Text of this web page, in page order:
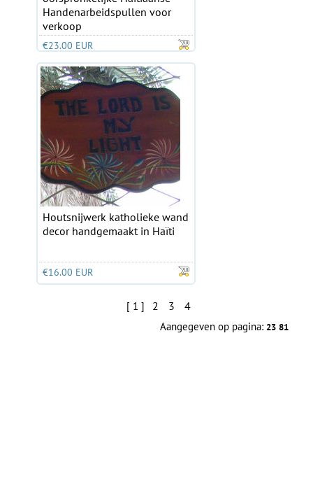
Handenarbeidspullen voor
verkoop
€23.00 EUR
Houtsnijwerk katholieke wand
decor handgemaakt in Haïti
€16.00 EUR
[ 1 ] 2 3 4
Aangegeven op pagina: 23 81